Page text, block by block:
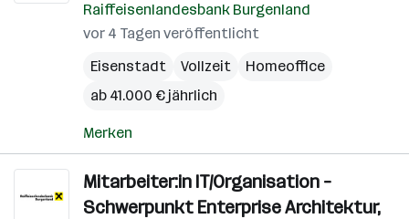
Raiffeisenlandesbank Burgenland
vor 4 Tagen veröffentlicht
Eisenstadt
Vollzeit
Homeoffice
ab 41.000 € jährlich
Merken
Mitarbeiter:in IT/Organisation –
Schwerpunkt Enterprise Architektur,